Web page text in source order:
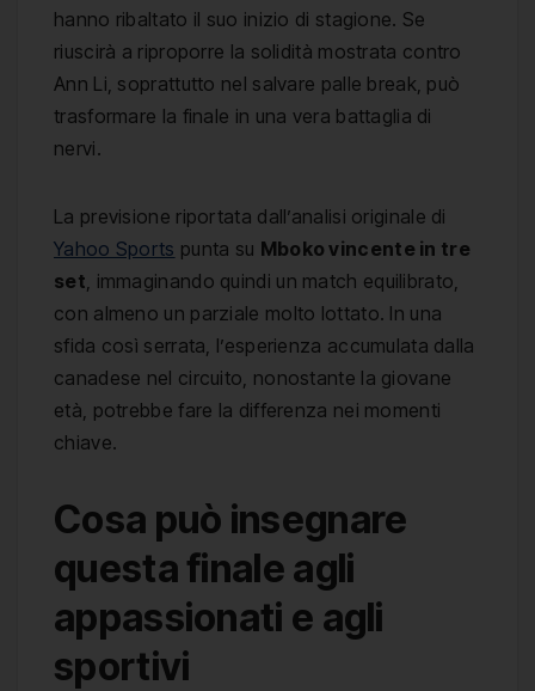
hanno ribaltato il suo inizio di stagione. Se
riuscirà a riproporre la solidità mostrata contro
Ann Li, soprattutto nel salvare palle break, può
trasformare la finale in una vera battaglia di
nervi.
La previsione riportata dall’analisi originale di
Yahoo Sports punta su Mboko vincente in tre
set , immaginando quindi un match equilibrato,
con almeno un parziale molto lottato. In una
sfida così serrata, l’esperienza accumulata dalla
canadese nel circuito, nonostante la giovane
età, potrebbe fare la differenza nei momenti
chiave.
Cosa può insegnare
questa finale agli
appassionati e agli
sportivi